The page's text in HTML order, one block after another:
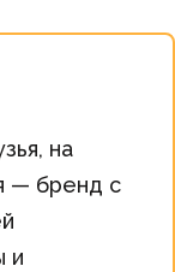
на
— бренд с
и